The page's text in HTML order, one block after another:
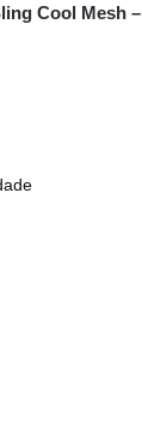
Cool Mesh –